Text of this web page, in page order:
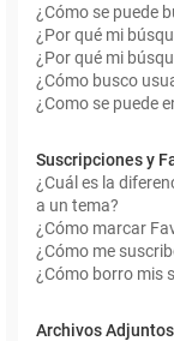
¿Cómo se puede
¿Por qué mi
¿Por qué mi
¿Cómo busco
¿Como se puede
Suscripciones y
¿Cuál es la
a un tema?
¿Cómo marcar
¿Cómo me
¿Cómo borro mis
Archivos Adjuntos